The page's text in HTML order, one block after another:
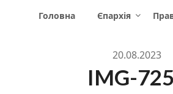
Головна Єпархія
20.08.2023
IMG-